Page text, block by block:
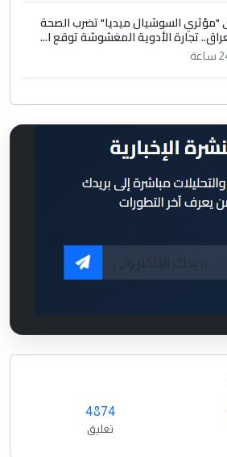
السوشيال ميديا" تضرب الصحة
تجارة الأدوية المغشوشة توقع ا...
4874
تعليق